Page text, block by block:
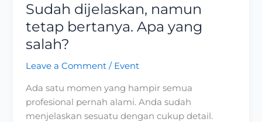
Sudah dijelaskan, namun
tetap bertanya. Apa yang
salah?
Leave a Comment / Event
Ada satu momen yang hampir semua
profesional pernah alami. Anda sudah
menjelaskan sesuatu dengan cukup detail.
Sudah
dijelaskan,
namun
tetap
bertanya.
yang
salah?